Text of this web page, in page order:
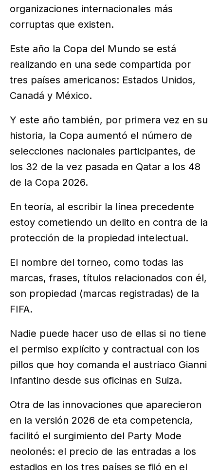
organizaciones internacionales más
corruptas que existen.
Este año la Copa del Mundo se está
realizando en una sede compartida por
tres países americanos: Estados Unidos,
Canadá y México.
Y este año también, por primera vez en su
historia, la Copa aumentó el número de
selecciones nacionales participantes, de
los 32 de la vez pasada en Qatar a los 48
de la Copa 2026.
En teoría, al escribir la línea precedente
estoy cometiendo un delito en contra de la
protección de la propiedad intelectual.
El nombre del torneo, como todas las
marcas, frases, títulos relacionados con él,
son propiedad (marcas registradas) de la
FIFA.
Nadie puede hacer uso de ellas si no tiene
el permiso explícito y contractual con los
pillos que hoy comanda el austríaco Gianni
Infantino desde sus oficinas en Suiza.
Otra de las innovaciones que aparecieron
en la versión 2026 de eta competencia,
facilitó el surgimiento del Party Mode
neolonés: el precio de las entradas a los
estadios en los tres países se fijó en el